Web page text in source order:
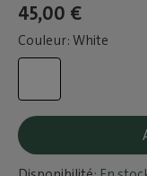
45,00 €
Couleur: White